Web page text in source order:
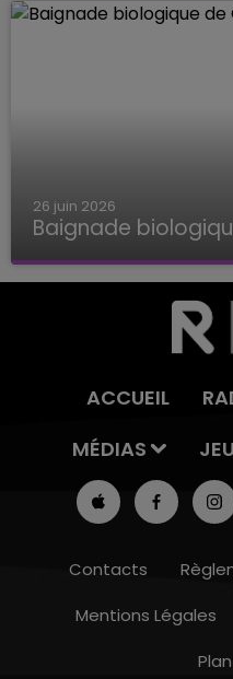
16h00 -
26 juin 2026
Baignade
Baignade biologique
ACCUEIL
MÉDIAS
Contacts
Mentions Légales